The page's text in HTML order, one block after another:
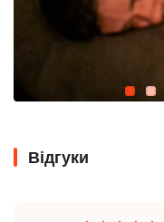
Відгуки